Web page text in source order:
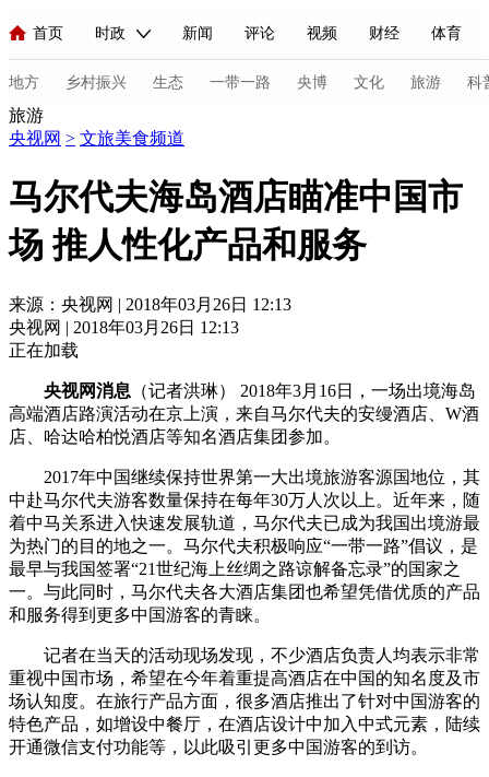
首页 时政 新闻 评论 视频 财经 体育
人民领袖习近平 联播+ 中国领导人 央视快评 习式妙语
直播 栏目大全 节目单 听音 微视频 主持人
海外频道 iPanda English Монгол
地方 乡村振兴 生态 一带一路 央博 文化 旅游 科
新闻 国内 国际 评论 经济 军事
视频 小央视频
现场 前线 比划 蓝海中国 新兵请入列
体育 直播 竞猜 2026年世界杯
VIP会员 CCTV奥林匹克频道 生活体育大会 体育江湖
财经 教育 乡村振兴 生态环境 一带一路 央博
大国智造 大国展会 大国保险 云顶对话 云起
CCTV.节目官网 直播 节目单 栏目 片库 热播榜
旅游
央视网 > 文旅美食频道
马尔代夫海岛酒店瞄准中国市
场 推人性化产品和服务
来源：央视网 | 2018年03月26日 12:13
央视网 | 2018年03月26日 12:13
正在加载
央视网消息 （记者洪琳） 2018年3月16日，一场出境海岛
高端酒店路演活动在京上演，来自马尔代夫的安缦酒店、W酒
店、哈达哈柏悦酒店等知名酒店集团参加。
2017年中国继续保持世界第一大出境旅游客源国地位，其
中赴马尔代夫游客数量保持在每年30万人次以上。近年来，随
着中马关系进入快速发展轨道，马尔代夫已成为我国出境游最
为热门的目的地之一。马尔代夫积极响应“一带一路”倡议，是
最早与我国签署“21世纪海上丝绸之路谅解备忘录”的国家之
一。与此同时，马尔代夫各大酒店集团也希望凭借优质的产品
和服务得到更多中国游客的青睐。
记者在当天的活动现场发现，不少酒店负责人均表示非常
重视中国市场，希望在今年着重提高酒店在中国的知名度及市
场认知度。在旅行产品方面，很多酒店推出了针对中国游客的
特色产品，如增设中餐厅，在酒店设计中加入中式元素，陆续
开通微信支付功能等，以此吸引更多中国游客的到访。